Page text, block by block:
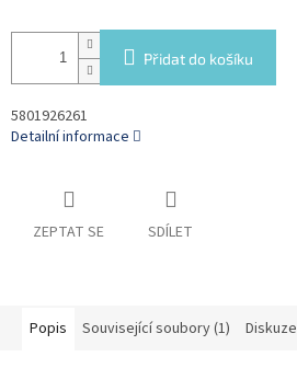
Přidat do košíku
5801926261
Detailní informace
ZEPTAT SE SDÍLET
Popis Související soubory (1) Diskuze